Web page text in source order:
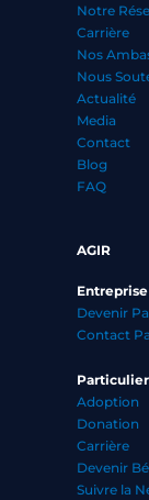
Notre
Carrière
Nos
Nous
Actualité
Media
Contact
Blog
FAQ
AGIR
Entreprise
Devenir
Contact
Particulier
Adoption
Donation
Carrière
Devenir
Suivre la